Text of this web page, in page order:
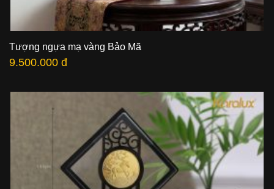
Tượng ngựa mạ vàng Bảo Mã
9.500.000 đ